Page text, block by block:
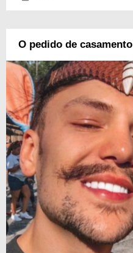
O pedido de casamento